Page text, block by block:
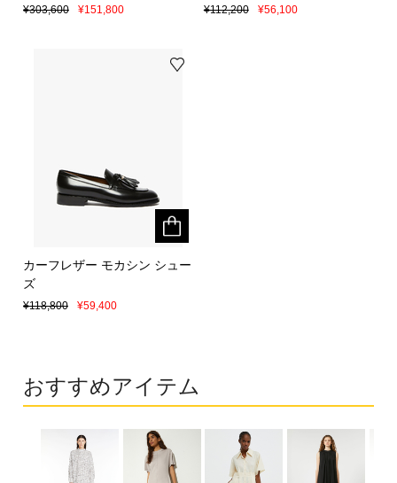
¥303,600 ¥151,800
¥303,600 ¥151,800 ¥112,200 ¥56,100
¥112,200 ¥56,100
カーフレザー モカシン シュー
ズ
¥118,800 ¥59,400
カーフレザー モカシン シュー
ズ
¥118,800 ¥59,400
おすすめアイテム